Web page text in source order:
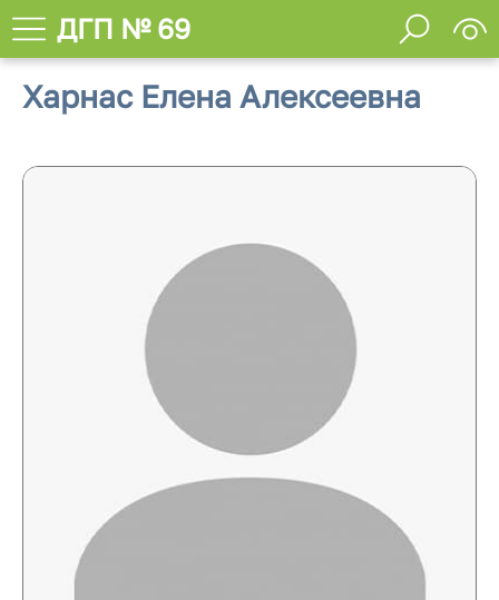
ДГП № 69
Харнас Елена Алексеевна